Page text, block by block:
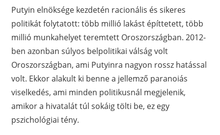
Putyin elnöksége kezdetén racionális és sikeres
politikát folytatott: több millió lakást építtetett, több
millió munkahelyet teremtett Oroszországban. 2012-
ben azonban súlyos belpolitikai válság volt
Oroszországban, ami Putyinra nagyon rossz hatással
volt. Ekkor alakult ki benne a jellemző paranoiás
viselkedés, ami minden politikusnál megjelenik,
amikor a hivatalát túl sokáig tölti be, ez egy
pszichológiai tény.